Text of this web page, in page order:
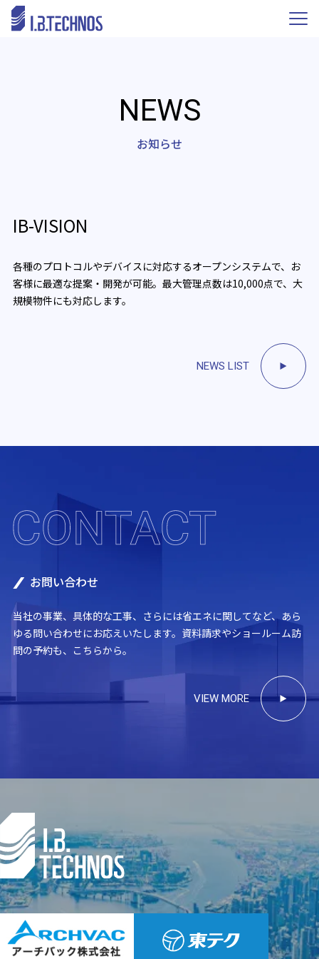
お知らせ
NEWS
IB-VISION
各種のプロトコルやデバイスに対応するオープンシステムで、お
客様に最適な提案・開発が可能。最大管理点数は10,000点で、大
規模物件にも対応します。
NEWS LIST
お問い合わせ
当社の事業、具体的な工事、さらには省エネに関してなど、あら
ゆる問い合わせにお応えいたします。資料請求やショールーム訪
問の予約も、こちらから。
VIEW MORE